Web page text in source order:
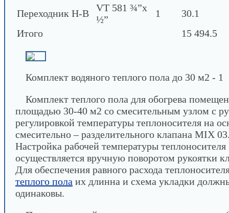
Переходник Н-В
VT 581 ¾”х
½”
1
30.1
Итого
15 494.5
Комплект водяного теплого пола до 30 м2 - 1
Комплект теплого пола для обогрева
площадью 30-40 м2 со смесительным узлом с
регулировкой температуры теплоносителя на
смесительно – разделительного клапана MIX
Настройка рабочей температуры теплоносителя
осуществляется вручную поворотом рукоятки
Для обеспечения равного расхода
теплого пола их длинна и схема укладки
одинаковы.